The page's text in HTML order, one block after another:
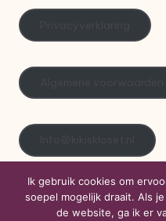
Copyright 2026 — Kiki's
Ik gebruik cookies om
soepel mogelijk draait. Als
de website, ga ik er